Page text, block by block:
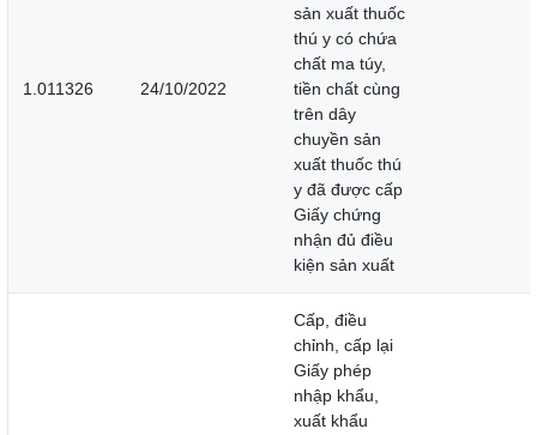
1.011326 24/10/2022
sản xuất thuốc
thú y có chứa
chất ma túy,
tiền chất cùng
trên dây
chuyền sản
xuất thuốc thú
y đã được cấp
Giấy chứng
nhận đủ điều
kiện sản xuất
Cấp, điều
chỉnh, cấp lại
Giấy phép
nhập khẩu,
xuất khẩu